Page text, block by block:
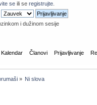
se ili seregistrujte
i dužinom sesije
Kalendar Članovi Prijavljivanje
» Ni slova